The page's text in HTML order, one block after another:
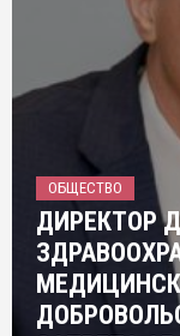
ОБЩЕСТВО
ДИРЕКТОР